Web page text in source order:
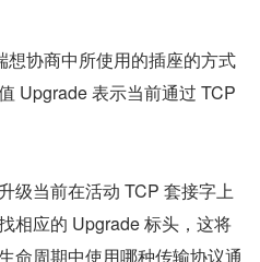
协商中所使用的插座的方式
Upgrade 表示当前通过 TCP
级当前在活动 TCP 套接字上
相应的 Upgrade 标头，这将
命周期中使用哪种传输协议通